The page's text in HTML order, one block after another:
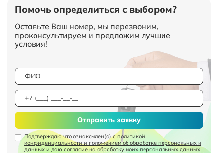
Помочь определиться с выбором?
Оставьте Ваш номер, мы перезвоним,
проконсультируем и предложим лучшие
условия!
Подтверждаю что ознакомлен(а) сполитикой
конфиденциальности и положением об обработке персональных и
данных и даю согласие на обработку моих персональных данных
Отправить заявку